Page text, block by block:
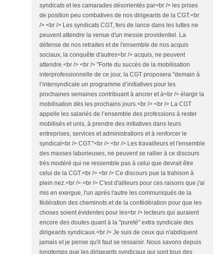
syndicats et les camarades désorientés par<br /> les prises
de position peu combatives de nos dirigeants de la CGT.<br
/> <br /> Les syndicats CGT, fers de lance dans les luttes ne
peuvent attendre la venue d'un messie providentiel. La
défense de nos retraites et de l'ensemble de nos acquis
sociaux, la conquête d'autres<br /> acquis, ne peuvent
attendre.<br /> <br /> "Forte du succès de la mobilisation
interprofessionnelle de ce jour, la CGT proposera "demain à
l’intersyndicale un programme d’initiatives pour les
prochaines semaines contribuant à ancrer et à<br /> élargir la
mobilisation dès les prochains jours.<br /> <br /> La CGT
appelle les salariés de l’ensemble des professions à rester
mobilisés et unis, à prendre des initiatives dans leurs
entreprises, services et administrations et à renforcer le
syndicat<br /> CGT."<br /> <br /> Les travailleurs et l'ensemble
des masses laborieuses, ne peuvent se rallier à ce discours
très modéré qui ne ressemble pas à celui que devrait être
celui de la CGT.<br /> <br /> Ce discours pue la trahison à
plein nez.<br /> <br /> C'est d'ailleurs pour ces raisons que j'ai
mis en exergue, l'un après l'autre les communiqués de la
fédération des cheminots et de la confédération pour que les
choses soient évidentes pour les<br /> lecteurs qui auraient
encore des doutes quant à la "pureté" extra syndicale des
dirigeants syndicaux.<br /> Je suis de ceux qui n'abdiquent
jamais et je pense qu'il faut se ressaisir. Nous savons depuis
longtemps que les dirigeants syndicaux qui sont tous des